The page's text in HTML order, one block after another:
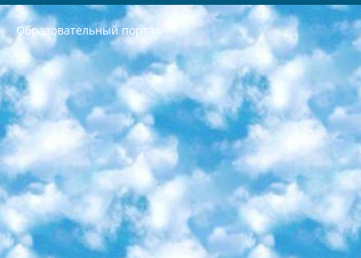
Образовательный портал
РЕСПУБЛИКА УЗБЕКИСТАН МИНИСТРЕРСТВО ДОШКОЛЬНОГО И ШКОЛЬНОГО ОБРАЗОВАНИЯ КОМАНДА в общеобразовательных учреждениях в 2023-2024 учебном году организация и проведение итоговой государственной аттестации обучающихся о Министра дошкольного и школьного образования Республики Узбекистан от 4 марта 2008 года (постановлением Минюста от 20 марта 2008 года № 1778 государственной регистрации) «Итоговое состояние учащихся общего среднего образования на основании положения об утверждении положения об аттестации общего среднего образования выпускной экзамен студентов в образовательных учреждениях в 2023-2024 учебном году В целях организации и прохождения аттестации приказываю: 1. Следующее: перечень предметов, по которым будет проводиться итоговая государственная аттестация и экзамен формы перевода согласно приложению 1; сертификаты международного образца, оценивающие уровень владения иностранными языками перечень согласно приложению 2; 2. Педагогический при специализированных образовательных учреждениях. научно-практический центр квалификации и международной оценки (Д.Давидова) 2024 г. До 25 марта: задания по предметам, по которым будет проводиться итоговая аттестация разработка и утверждение технических условий; итоговая аттестация на основании разработанного предметного задания разработка вопросов по предметам (устно и письменно), экзамен передача; общеобразовательные средние школы и специальные учебные заведения учащиеся выпускных классов школ и интернатов в агентской системе подготовка базы данных экзаменационных материалов и критериев оценки; перевод базы экзаменационных материалов на все языки обучения подать в Республиканский образовательный центр для изготовления; варианты экзаменов на основе разработанных контрольных материалов пусть будут поставлены задачи формирования. 3. Республиканский образовательный центр (Ш.Худайкулов) до 5 апреля 2024 года. до: база данных предоставленных экзаменационных материалов на все языки обучения перевод и экспертиза; для слепых, слабовидящих, глухих, слабослышащих и умственно отсталых детей учащиеся выпускных классов специализированных школ и школ-интернатов база данных экзаменационных материалов на всех преподаваемых языках подготовка критериев оценки; специализированные школы для умственно отсталых детей и технологии для учащихся выпускных классов школ-интернатов разработка соответствующих рекомендаций и критериев проведения ЕГЭ по естествознанию давать задания. 4. Педагогический при специализированных образовательных учреждениях. Научно-практический центр навыков и международной оценки (Д.Давидова), Республика образовательный центр (Худайкулов Ш.) итоговый государственный аттестационный экзамен ориентирован на творческое и логическое мышление при подготовке базы материалов учитывать введение заданий. 5. Следует отметить, что: сертификат государственного образца о знании общеобразовательного предмета и как минимум национальный уровень B1 по предметам на иностранных языках, указанным в Приложении 2. или международно признанный сертификат эквивалентного уровня студенты, изучающие определенный предмет, освобождаются от экзамена; по соответствующим предметам запланирована итоговая государственная аттестация за день до дня, путем жеребьевки Рабочей группой (в письменной форме по предметам, проводимым в форме) из числа сформированных вариантов выбрано 2 варианта; 2 выбранных варианта экзамена анонсированы на официальном сайте министерства и все выпускники по всей стране на основе этих вариантов проводит итоговую государственную аттестацию. 6. Государственное образование учащихся средних общеобразовательных учреждений. знания в соответствии с квалификационными требованиями, которые необходимо приобрести на основании стандартов итоговый (выпускной) контроль для 9 и 11 классов в целях тестирования Экзамены (далее – экзамены) состоят из предметов, перечисленных в приложении 1. будет сделано. 7. Экзамены пройдут с 26 мая по 15 июня 2024 г. (кроме науки физического воспитания). 8. Физическая для учащихся 9 классов общесредних образовательных учреждений. Экзамены по предмету «Образование, квалификация медицина» 1-6 мая 2024 года. сотрудники перевести под присмотр (с отклонениями в физическом или умственном развитии) специализированная школа для детей, школы-интернаты и со сколиозом школы-интернаты санаторного типа для больных детей исключены). 9. Он был слепым, слабовидящим и имел нарушения опорно-двигательного аппарата. экзамены в специализированных школах и интернатах для детей должны проводиться исходя из требований, предъявляемых к общеобразовательным учреждениям (физкультура кроме науки). 10. Специализированная школа для глухих и слабослышащих детей. и экзамены в интернатах и быть реализован в виде письменного теста по математике. 11. Специальность для умственно отсталых детей. Для 9 класса Родной язык и литературное письмо Государственный язык (язык обучения – узбекский). для неклассов) написано Математическое письмо Письменная/устная история Узбекистана Физическое воспитание практично Итоговый контроль Для 11 класса Написание родного языка и литературы (эссе) Математическое письмо Узбекский язык (обучение на узбекском языке) не посещающее общее среднее образование для учреждений)/Образовательное учреждение выбор письменный и устный Иностранный язык письменный/устный Письменная/устная история Узбекистана *По выбору студента:  Химия  Физика  Основы государственного права  География 10 бесплатных образовательных ресурсов - Мы составили подборку онлайн-проектов с интерактивными упражнениями, видеолекциями и статьями. Они помогут вам обрести новые и освежить старые знания бесплатно. 1. «ИНТУИТ» Старейшая образовательная площадка Рунета. Здесь вы найдёте сотни текстовых и видеокурсов на десятки различных тем — от программирования до психологии. Многие курсы подготовлены российскими университетами и крупными международными компаниями вроде Intel и Microsoft. Самостоятельное обучение бесплатное, но желающие могут оплатить услуги персональных наставников. 2. «Смартия» знакомит с актуальными профессиями и подсказывает, как им обучаться. Выбрав заинтересовавшую вас специальность — SMM-специалист, фотограф, веб-дизайнер или другую, — увидите список необходимых для неё умений. Чтобы вы могли освоить их самостоятельно, для каждого умения площадка отображает подборку ссылок на учебные материалы. Хотя «Смартия» ориентируется на русскоязычную аудиторию, часть контента всё же доступна только на английском. 3. «Лекторий Физтеха» Проект Московского физико-технического института (Физтеха). С его помощью вы можете смотреть онлайн серии лекций, записанные на видео в этом вузе. В числе доступных предметов — физика, биология, химия, информационные технологии и другие. К некоторым лекциям администрация ресурса прилагает готовые конспекты, которые можно скачивать в PDF-формате. 4. ITMOcourses Онлайн-площадка Санкт-Петербургского национального исследовательского университета информационных технологий, механики и оптики (ИТМО). Ресурс предоставляет свободный доступ к курсам, разработанным в этом вузе. Каталог материалов разбит на четыре категории: «Оптические системы и технологии», «Приборостроение и робототехника», «Информационные технологии» и «Биотехнологии». Курсы состоят из видеолекций, интерактивных демонстраций и заданий. 5. «КиберЛенинка» Электронная научная библиотека открытого доступа. Каталог площадки регулярно обрастает текстами статей из различных научных изданий. Сгруппированные по журналам и рубрикам публикации можно читать онлайн или скачивать целиком в PDF-формате. Проект нацелен на популяризацию науки за счёт открытого доступа к качественной информации. 6. «ПостНаука» На этом ресурсе публикуют подборки видеолекций, составленные экспертами из разных отраслей и объединённые общими темами. Среди них, к примеру, есть серии «Биоинформатика и геномика», «Культура средневековой Скандинавии» и Cinema Studies о теории кино. Каждая подборка лекций — логически связанная история, рассказанная экспертом от первого лица. Кроме того, на сайте появляются научно-образовательные статьи и тесты на разные темы. 7. «Newочём» Команда проекта «Newочём» отбирает самые интересные тексты из англоязычных СМИ и переводит те из них, за которые голосуют участники сообщества «ВКонтакте». По большей части это научно-популярные статьи. Редакторы придумывают лишь заголовки, в остальном содержание переводов соответствует оригиналам. Полные тексты можно читать прямо в социальной сети. 8. InternetUrok Онлайн-база материалов по основным дисциплинам школьной программы. Информация на сайте структурирована по классам, предметам и темам (урокам). Каждый урок состоит из видеолекций и конспектов. Есть также интерактивные тренажёры и тесты для закрепления пройденного материала. Даже если вы давно окончили школу, возможность повторить программу старших классов всегда может пригодиться. 9. Edutainme Ещё один ресурс об образовании. В отличие от Newtonew, как мне кажется, Edutainme больше ориентируется на представителей индустрии: педагогов, предпринимателей, разработчиков образовательных проектов. Но и любой, кто просто стремится к саморазвитию, найдёт на сайте много полезного и интересного для себя. Например, информацию о новых курсах и образовательных сервисах. 10. Newtonew Онлайн-медиа об образовании и обучении в широком смысле. Авторы Newtonew пишут об инструментах, заведениях, тактиках и стратегиях, которые помогают учить других и получать новые знания самостоятельно. На этой площадке вы найдёте новости, обзоры, аналитические мат